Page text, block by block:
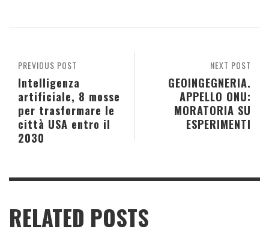
NEXT POST
GEOINGEGNERIA.
APPELLO ONU:
MORATORIA SU
ESPERIMENTI
PREVIOUS POST
Intelligenza
artificiale, 8 mosse
per trasformare le
città USA entro il
2030
RELATED POSTS